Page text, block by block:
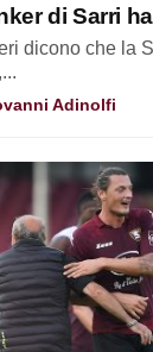
di Sarri
dicono che la
Adinolfi